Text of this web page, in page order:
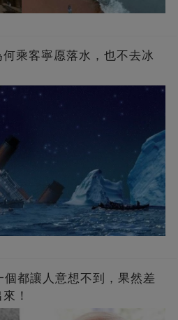
乘客寧愿落水，也不去冰
都讓人意想不到，果然差
！